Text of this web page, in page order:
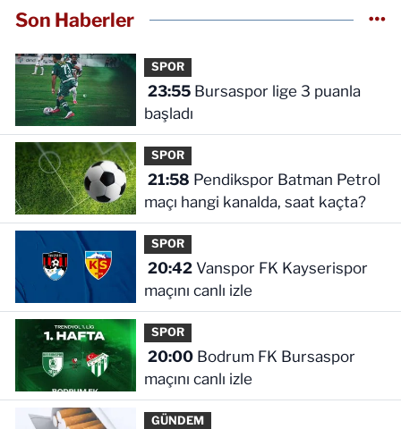
Son Haberler
SPOR
23:55Bursaspor lige 3 puanla
başladı
SPOR
21:58
maçı hangi kanalda, saat kaçta?
SPOR
20:42Vanspor FK Kayserispor
maçını canlı izle
SPOR
20:00Bodrum FK Bursaspor
maçını canlı izle
GÜNDEM